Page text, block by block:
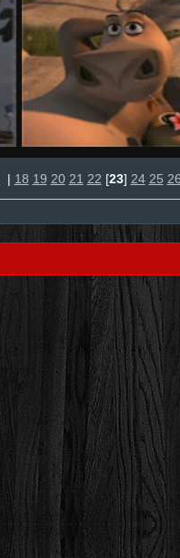
| 18 19 20 21 22 [23] 24 25